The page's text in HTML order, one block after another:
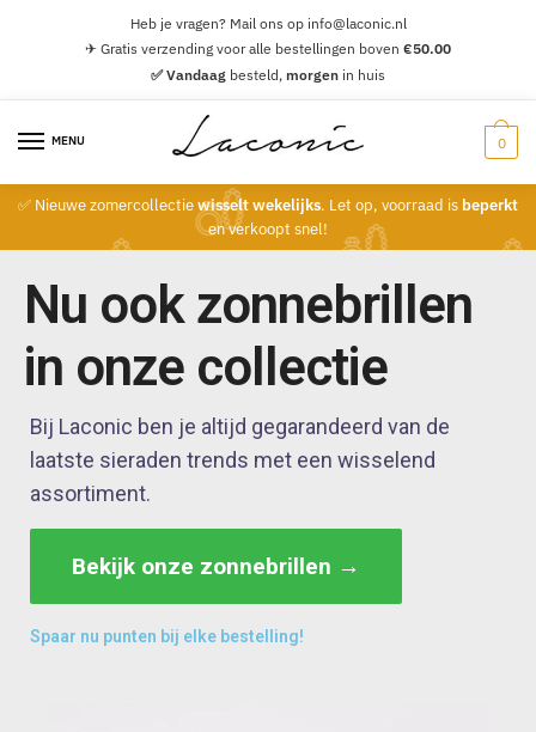
Heb je vragen? Mail ons op info@laconic.nl
✈ Gratis verzending voor alle bestellingen boven €50.00
✅ Vandaag besteld, morgen in huis
MENU 0
✅ Nieuwe zomercollectiewisselt wekelijks. Let op, voorraad is beperkt
en verkoopt snel!
Nu ook zonnebrillen
in onze collectie
Bij Laconic ben je altijd gegarandeerd van de
laatste sieraden trends met een wisselend
assortiment.
Bekijk onze zonnebrillen →
Spaar nu punten bij elke bestelling!